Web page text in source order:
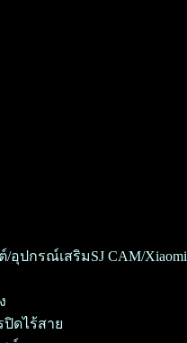
ปกรณ์เสริมSJ CAM/Xiaomi
ปิดไร้สาย